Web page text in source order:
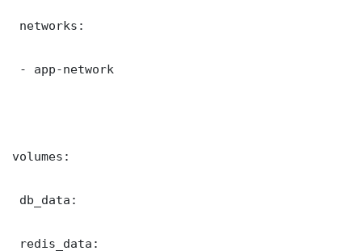
networks:
- app-network
volumes:
db_data:
redis_data: